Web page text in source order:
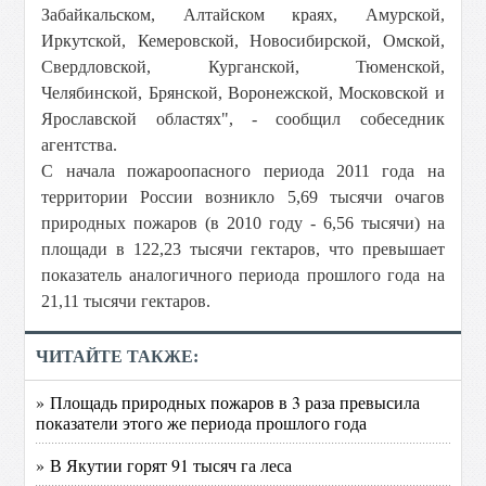
Забайкальском, Алтайском краях, Амурской,
Иркутской, Кемеровской, Новосибирской, Омской,
Свердловской, Курганской, Тюменской,
Челябинской, Брянской, Воронежской, Московской и
Ярославской областях", - сообщил собеседник
агентства.
С начала пожароопасного периода 2011 года на
территории России возникло 5,69 тысячи очагов
природных пожаров (в 2010 году - 6,56 тысячи) на
площади в 122,23 тысячи гектаров, что превышает
показатель аналогичного периода прошлого года на
21,11 тысячи гектаров.
ЧИТАЙТЕ ТАКЖЕ:
» Площадь природных пожаров в 3 раза превысила
показатели этого же периода прошлого года
» В Якутии горят 91 тысяч га леса